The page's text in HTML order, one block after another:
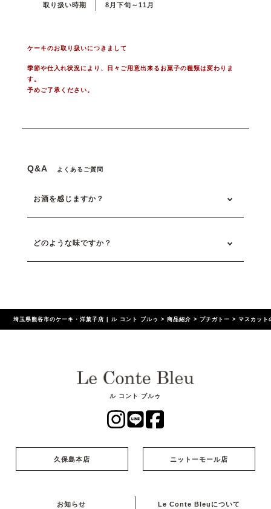
取り扱い時期 8月下旬～11月
ケーキのお取り扱いにつきまして
季節や仕入れ状況により、日々ご用意出来るお菓子の種類は変わりま
す。
予めご了承ください。
Q&A よくあるご質問
お酒を感じますか？
どのような味ですか？
埼玉県熊谷市のケーキ・洋菓子店 | ル コント ブルゥ >商品紹介 >プチガトー >マスカット
ル コント ブルゥ
久保島本店 ニットーモール店
お知らせ Le Conte Bleuについて